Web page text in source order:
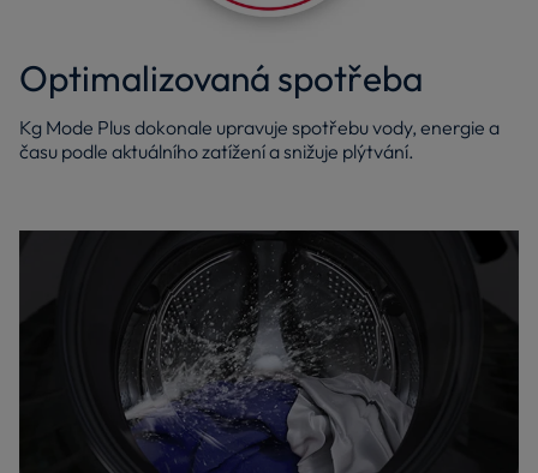
Optimalizovaná spotřeba
Kg Mode Plus dokonale upravuje spotřebu vody, energie a
času podle aktuálního zatížení a snižuje plýtvání.